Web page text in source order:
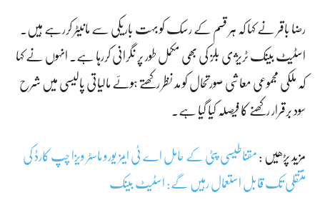
رضا باقر نے کہا کہ ہر قسم کے رسک کو بہت باریکی سے مانیٹر کررہے ہیں۔
اسٹیٹ بینک ٹریژی بلز کی بھی مکمل طور پر نگرانی کررہا ہے۔ انہوں نے کہا
کہ ملکی مجموعی معاشی صورتحال کو مد نظر رکھتے ہوئے مالیاتی پالیسی میں شرح
سود برقرار رکھنے کا فیصلہ کیا گیا ہے۔
مزید پڑھیں :مقناطیسی پٹی کے حامل اے ٹی ایمز یورو ماسٹر ویزا چپ کارڈ کی
منتقلی تک قابل استعمال رہیں گے: اسٹیٹ بینک